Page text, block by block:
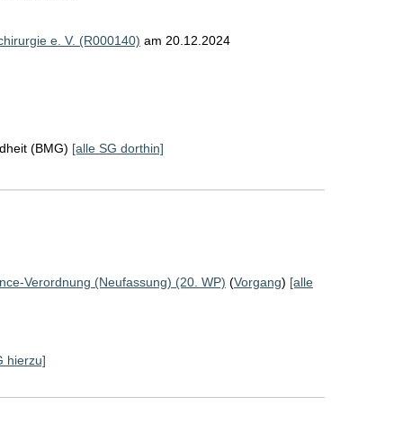
e. V. (R000140) am 20.12.2024
(BMG) [alle SG dorthin]
Verordnung (Neufassung) (20. WP) (Vorgang) [alle
hierzu]